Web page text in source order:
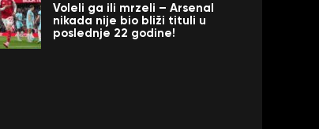
Voleli ga ili mrzeli – Arsenal
nikada nije bio bliži tituli u
poslednje 22 godine!